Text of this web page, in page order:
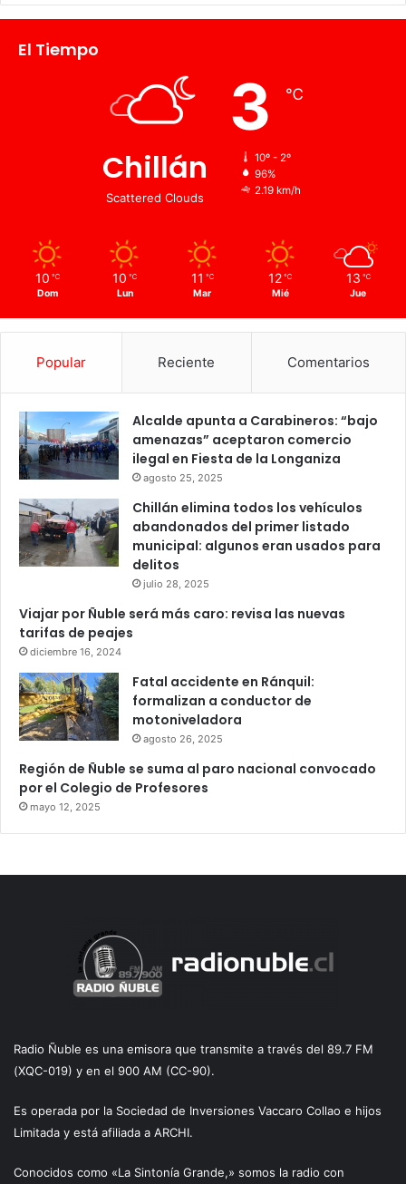
El Tiempo
Chillán
Scattered Clouds
3 ℃
10º - 2º
96%
2.19 km/h
10 ℃
Dom
10 ℃
Lun
11 ℃
Mar
12 ℃
Mié
13 ℃
Jue
Popular Reciente Comentarios
Alcalde apunta a Carabineros: “bajo
amenazas” aceptaron comercio
ilegal en Fiesta de la Longaniza
agosto 25, 2025
Chillán elimina todos los vehículos
abandonados del primer listado
municipal: algunos eran usados para
delitos
julio 28, 2025
Viajar por Ñuble será más caro: revisa las nuevas
tarifas de peajes
diciembre 16, 2024
Fatal accidente en Ránquil:
formalizan a conductor de
motoniveladora
agosto 26, 2025
Región de Ñuble se suma al paro nacional convocado
por el Colegio de Profesores
mayo 12, 2025
Radio Ñuble es una emisora que transmite a través del 89.7 FM
(XQC-019) y en el 900 AM (CC-90).
Es operada por la Sociedad de Inversiones Vaccaro Collao e hijos
Limitada y está afiliada a ARCHI.
Conocidos como «La Sintonía Grande,» somos la radio con